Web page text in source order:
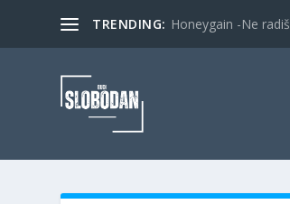
TRENDING: Honeygain -Ne